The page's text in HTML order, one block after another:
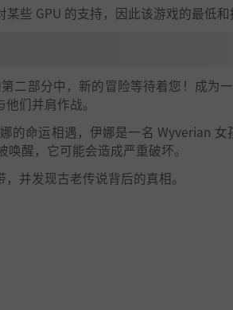
些 GPU 的支持，因此该游戏的最低和
二部分中，新的冒险等待着您！成为
们并肩作战。
的命运相遇，伊娜是一名 Wyverian
醒，它可能会造成严重破坏。
并发现古老传说背后的真相。